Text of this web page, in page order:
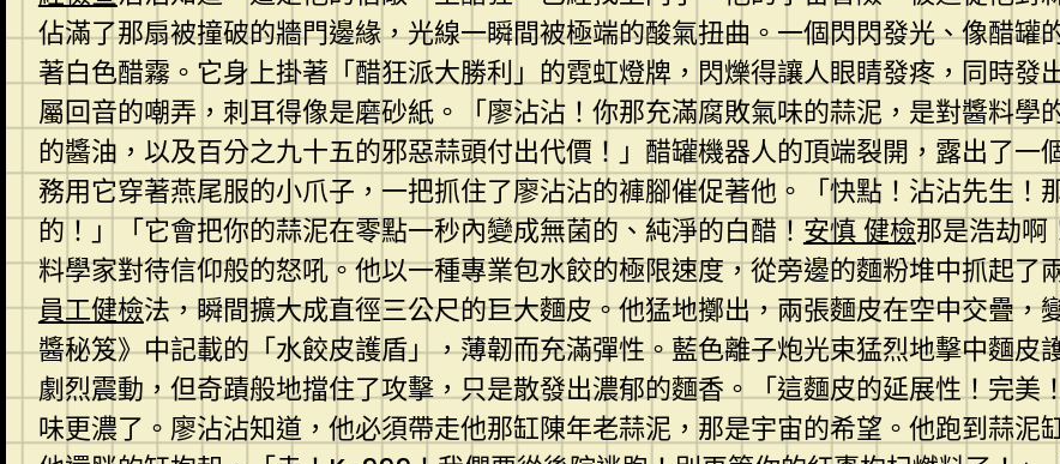
佔滿了那扇被撞破的牆門邊緣，光線一瞬間被極端的酸氣扭曲。一個閃閃發光、像醋
著白色醋霧。它身上掛著「醋狂派大勝利」的霓虹燈牌，閃爍得讓人眼睛發疼，同時
屬回音的嘲弄，刺耳得像是磨砂紙。「廖沾沾！你那充滿腐敗氣味的蒜泥，是對醬料學
的醬油，以及百分之九十五的邪惡蒜頭付出代價！」醋罐機器人的頂端裂開，露出了
務用它穿著燕尾服的小爪子，一把抓住了廖沾沾的褲腳催促著他。「快點！沾沾先生！
的！」「它會把你的蒜泥在零點一秒內變成無菌的、純淨的白醋！安慎 健檢那是浩劫啊
料學家對待信仰般的怒吼。他以一種專業包水餃的極限速度，從旁邊的麵粉堆中抓起了
員工健檢法，瞬間擴大成直徑三公尺的巨大麵皮。他猛地擲出，兩張麵皮在空中交疊
醬秘笈》中記載的「水餃皮護盾」，薄韌而充滿彈性。藍色離子炮光束猛烈地擊中麵
劇烈震動，但奇蹟般地擋住了攻擊，只是散發出濃郁的麵香。「這麵皮的延展性！完
味更濃了。廖沾沾知道，他必須帶走他那缸陳年老蒜泥，那是宇宙的希望。他跑到蒜